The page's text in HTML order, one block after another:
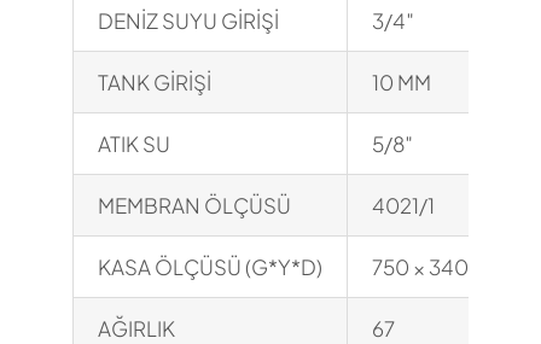
DENİZ SUYU GİRİŞİ 3/4″
TANK GİRİŞİ 10 MM
ATIK SU 5/8″
MEMBRAN ÖLÇÜSÜ 4021/1
KASA ÖLÇÜSÜ (G*Y*D) 750 × 340 × 380
AĞIRLIK 67